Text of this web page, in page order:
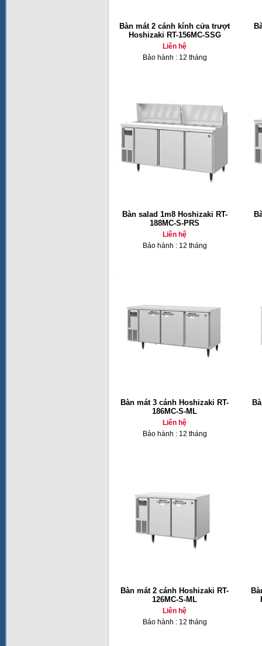
Bàn mát 2 cánh kính cửa trượt
Hoshizaki RT-156MC-SSG
Liên hệ
Bảo hành : 12 tháng
Bàn salad 1m8 Hoshizaki RT-
188MC-S-PRS
Liên hệ
Bảo hành : 12 tháng
Bàn mát 3 cánh Hoshizaki RT-
186MC-S-ML
Liên hệ
Bảo hành : 12 tháng
Bàn mát 2 cánh Hoshizaki RT-
126MC-S-ML
Liên hệ
Bảo hành : 12 tháng